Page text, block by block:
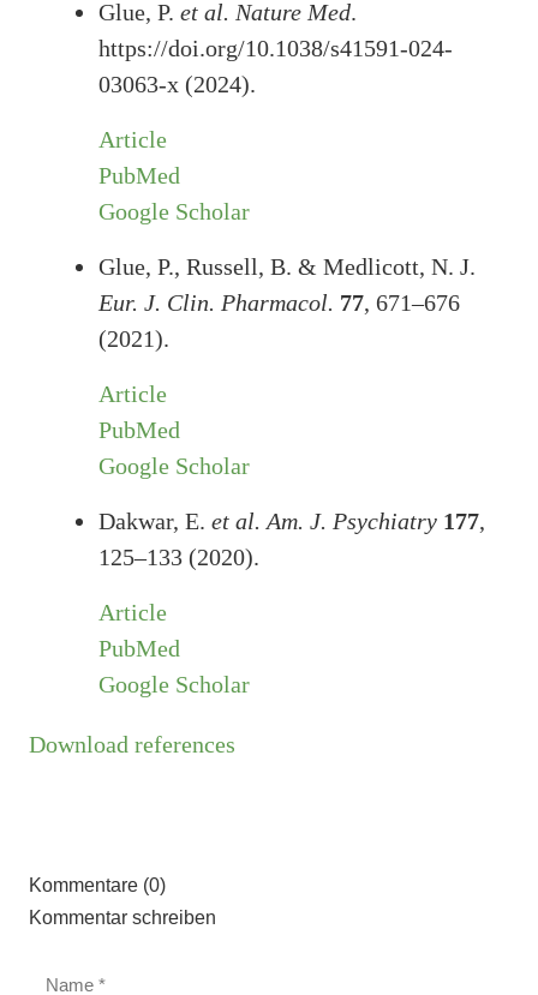
Glue, P. et al. Nature Med.
https://doi.org/10.1038/s41591-024-
03063-x (2024).
Article
PubMed
Google Scholar
Glue, P., Russell, B. & Medlicott, N. J.
Eur. J. Clin. Pharmacol. 77, 671–676
(2021).
Article
PubMed
Google Scholar
Dakwar, E. et al. Am. J. Psychiatry 177,
125–133 (2020).
Article
PubMed
Google Scholar
Download references
Kommentare (0)
Kommentar schreiben